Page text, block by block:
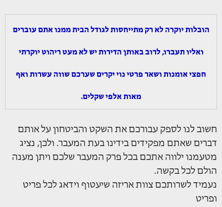
הובלות יוקרה לא רק מתייחסות לגודל הבית ממנו אתם עוברים
ואליו תעברו, לרוב באותן הדירות יש לא מעט ריהוט יוקרתי
חפצי אומנות ושאר פרטי נוי יקרים שערכם שווה עשרות ואף
מאות אלפי שקלים.
חשוב לנו לספק עבורכם את השקט והביטחון על אותם
דברים שאתם מפקידים בידינו בעת המעבר. ולכן, נציג
מטעמנו ילווה אתכם בכל פרק המעבר שלכם ויתן מענה
הולם לכל בקשה.
נעמיד לשרותכם צוות אריזה שיעטוף וידאג לכל פריט
ופריט